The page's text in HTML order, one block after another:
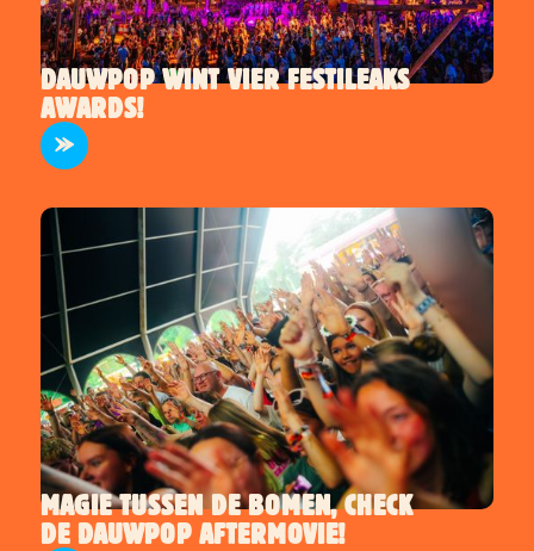
TERREIN
DAUWPOP WINT VIER FESTILEAKS
AWARDS!
INFO
MAGIE TUSSEN DE BOMEN, CHECK
DE DAUWPOP AFTERMOVIE!